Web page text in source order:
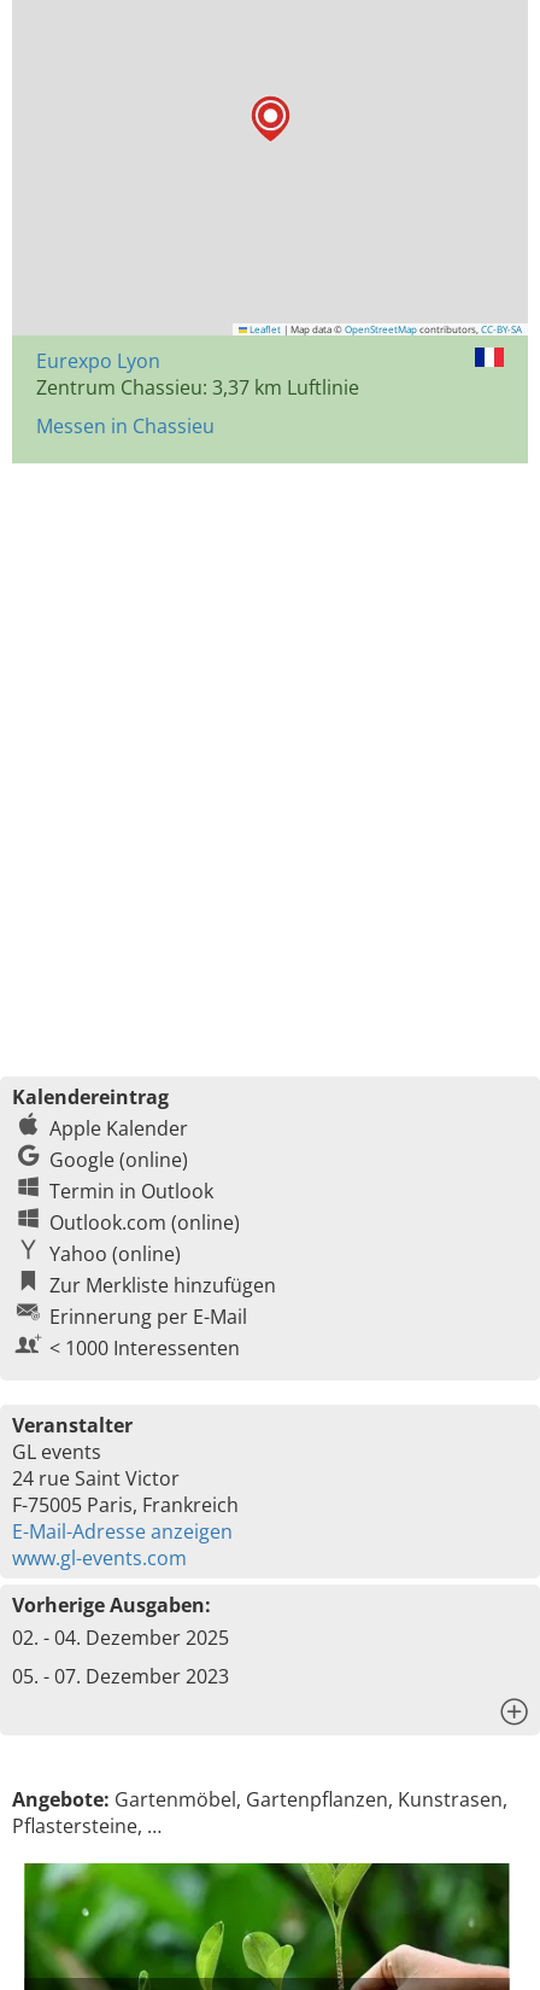
Leaflet | Map data © OpenStreetMap contributors, CC-BY-SA
Eurexpo Lyon
Zentrum Chassieu: 3,37 km Luftlinie
Messen in Chassieu
Kalendereintrag
Apple Kalender
Google (online)
Termin in Outlook
Outlook.com (online)
Yahoo (online)
Zur Merkliste hinzufügen
Erinnerung per E-Mail
< 1000 Interessenten
Veranstalter
GL events
24 rue Saint Victor
F-75005 Paris, Frankreich
E-Mail-Adresse anzeigen
www.gl-events.com
Vorherige Ausgaben:
02. - 04. Dezember 2025
05. - 07. Dezember 2023
Angebote: Gartenmöbel, Gartenpflanzen, Kunstrasen,
Pflastersteine, …